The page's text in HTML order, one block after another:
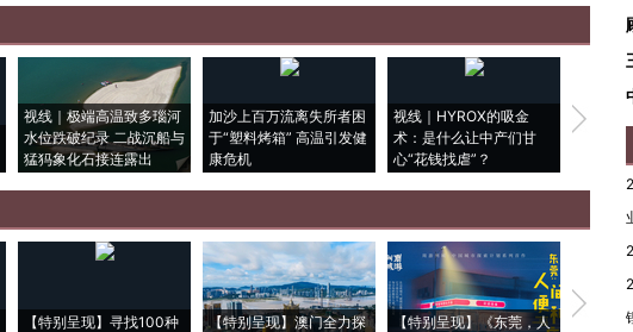
视线｜极端高温致多瑙河
水位跌破纪录 二战沉船与
猛犸象化石接连露出
加沙上百万流离失所者困
于“塑料烤箱” 高温引发健
康危机
视线｜HYROX的吸金
术：是什么让中产们甘
心“花钱找虐”？
马航飞
粒摇头
【特别呈现】寻找100种
【特别呈现】澳门全力探
【特别呈现】《东莞，人
【推广
会，让